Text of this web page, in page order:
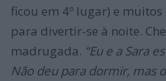
ficou em 4º lugar) e
para divertir-se à noite.
madrugada. “Eu e a Sara
Não deu para dormir, mas